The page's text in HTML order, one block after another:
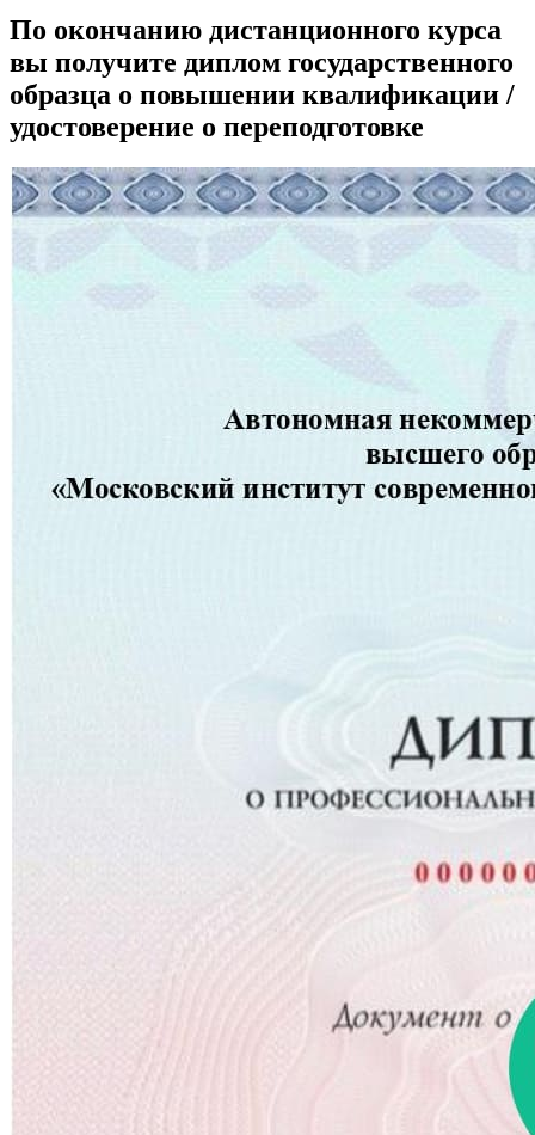
По окончанию дистанционного курса
вы получите диплом государственного
образца о повышении квалификации /
удостоверение о переподготовке